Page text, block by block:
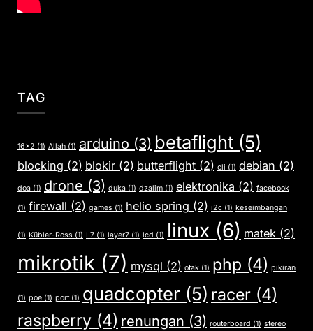
TAG
16x2 (1) Allah (1) arduino (3) betaflight (5)
blocking (2) blokir (2) butterflight (2) cli (1) debian (2)
doa (1) drone (3) duka (1) dzalim (1) elektronika (2) facebook
(1) firewall (2) games (1) helio spring (2) i2c (1) keseimbangan
(1) Kübler-Ross (1) L7 (1) layer7 (1) lcd (1) linux (6) matek (2)
mikrotik (7) mysql (2) otak (1) php (4) pikiran
(1) poe (1) port(1) quadcopter (5) racer (4)
raspberry (4) renungan (3) routerboard (1) stereo